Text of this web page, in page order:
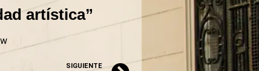
artística”
SIGUIENTE